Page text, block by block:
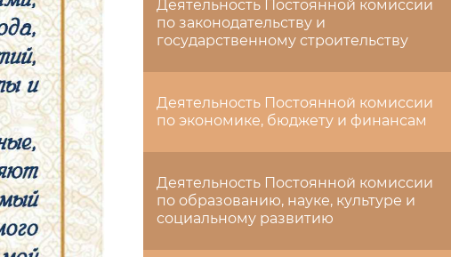
Деятельность Постоянной комиссии
по законодательству и
государственному строительству
Деятельность Постоянной комиссии
по экономике, бюджету и финансам
Деятельность Постоянной комиссии
по образованию, науке, культуре и
социальному развитию